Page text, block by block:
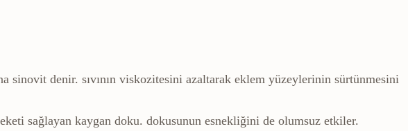
sinovit denir. sıvının viskozitesini azaltarak eklem yüzeylerinin sürtünmesini
sağlayan kaygan doku. dokusunun esnekliğini de olumsuz etkiler.